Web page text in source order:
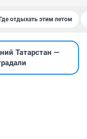
Где отдыхать этим летом
Татарстан —